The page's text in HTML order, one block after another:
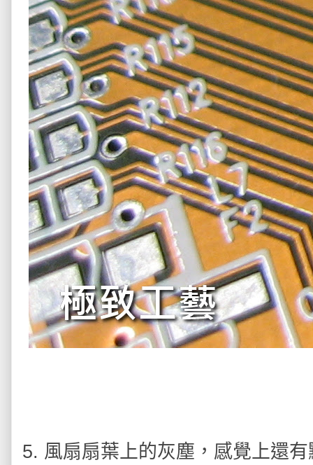
5. 風扇扇葉上的灰塵，感覺上還